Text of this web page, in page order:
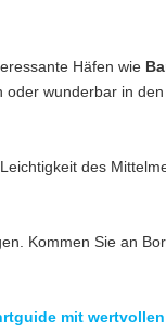
Häfen wie
wunderbar in
des
Kommen Sie an
mit